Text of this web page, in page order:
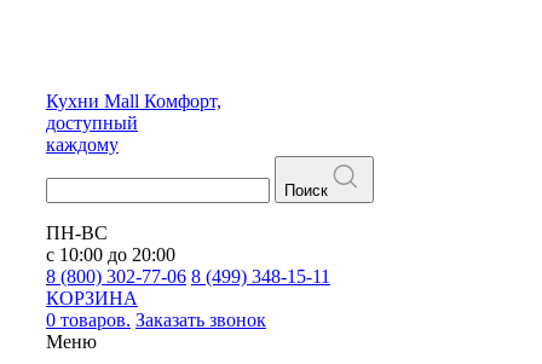
Кухни Mall Комфорт,
доступный
каждому
Поиск
ПН-ВС
с 10:00 до 20:00
8 (800) 302-77-06 8 (499) 348-15-11
КОРЗИНА
0 товаров. Заказать звонок
Меню